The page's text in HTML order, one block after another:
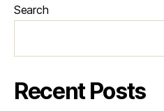
Search
Recent Posts